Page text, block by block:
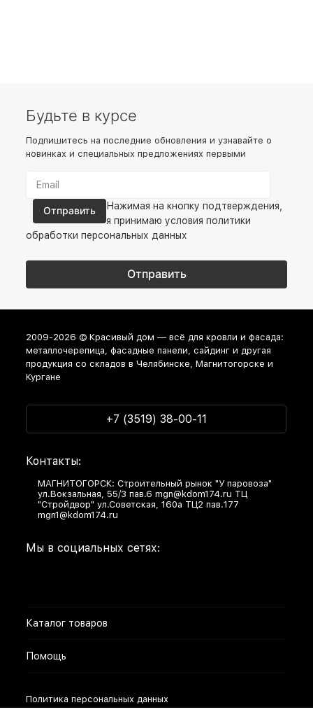
Будьте в курсе
Подпишитесь на последние обновления и узнавайте о
новинках и специальных предложениях первыми
Нажимая на кнопку подтверждения,
я принимаю условияполитики
обработки персональных данных
2009-2026 © Красивый дом — всё для кровли и фасада:
металлочерепица, фасадные панели, сайдинг и другая
продукция со складов в Челябинске, Магнитогорске и
Кургане
+7 (3519) 38-00-11
Контакты:
МАГНИТОГОРСК: Строительный рынок "У паровоза"
ул.Вокзальная, 55/3 пав.6 mgn@kdom174.ru ТЦ
"Стройдвор" ул.Советская, 160а ТЦ2 пав.177
mgn1@kdom174.ru
Мы в социальных сетях:
Каталог товаров
Помощь
Политика персональных данных